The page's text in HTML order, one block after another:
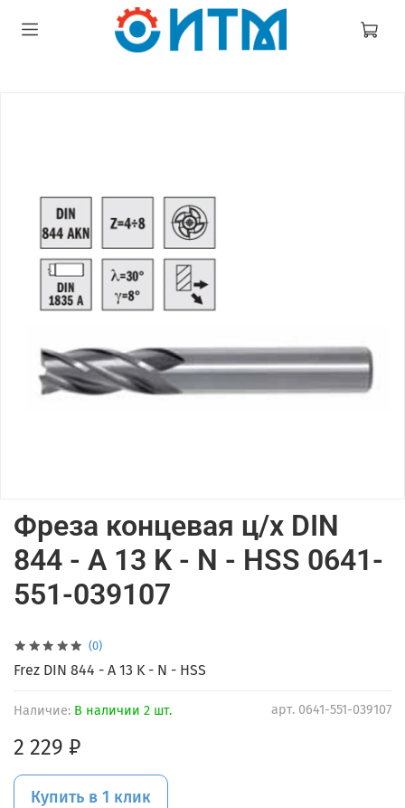
(0)
арт. 0641-551-039107
Наличие: В наличии 2 шт.
Фреза концевая ц/х DIN
844 - A 13 K - N - HSS 0641-
551-039107
2 229 ₽
Купить в 1 клик
Frez DIN 844 - A 13 K - N - HSS